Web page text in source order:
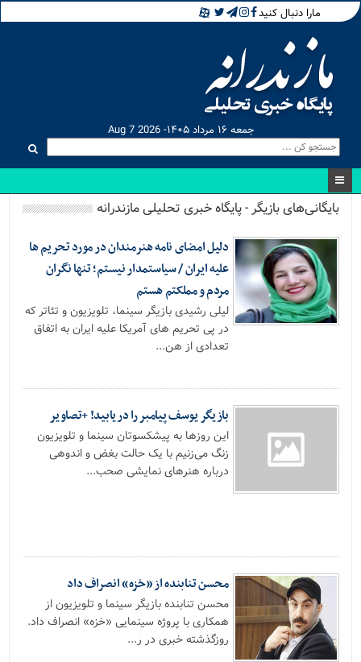
مارا دنبال کنید
جمعه ۱۶ مرداد ۱۴۰۵- Aug 7 2026
بایگانی‌های بازیگر - پایگاه خبری تحلیلی مازندرانه
دلیل امضای نامه هنرمندان در مورد تحریم ها
علیه ایران / سیاستمدار نیستم؛ تنها نگران
مردم و مملکتم هستم
لیلی رشیدی بازیگر سینما، تلویزیون و تئاتر که
در پی تحریم های آمریکا علیه ایران به اتفاق
تعدادی از هن...
بازیگر یوسف پیامبر را دریابید! +تصاویر
این روزها به پیشکسوتان سینما و تلویزیون
زنگ می‌زنیم با یک حالت بغض و اندوهی
درباره هنرهای نمایشی صحب...
محسن تنابنده از «خزه» انصراف داد
محسن تنابنده بازیگر سینما و تلویزیون از
همکاری با پروژه سینمایی «خزه» انصراف داد.
روزگذشته خبری در ر...